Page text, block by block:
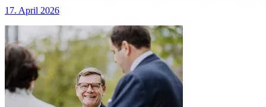
17. April 2026